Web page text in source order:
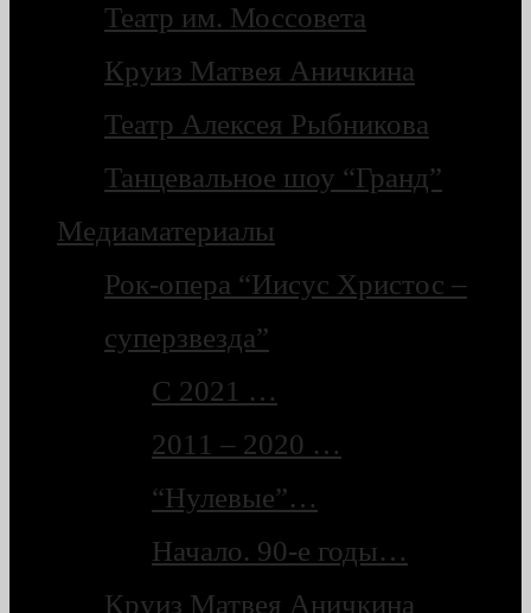
Театр им. Моссовета
Круиз Матвея Аничкина
Театр Алексея Рыбникова
Танцевальное шоу “Гранд”
Медиаматериалы
Рок-опера “Иисус Христос –
суперзвезда”
С 2021 …
2011 – 2020 …
“Нулевые”…
Начало. 90-е годы…
Круиз Матвея Аничкина